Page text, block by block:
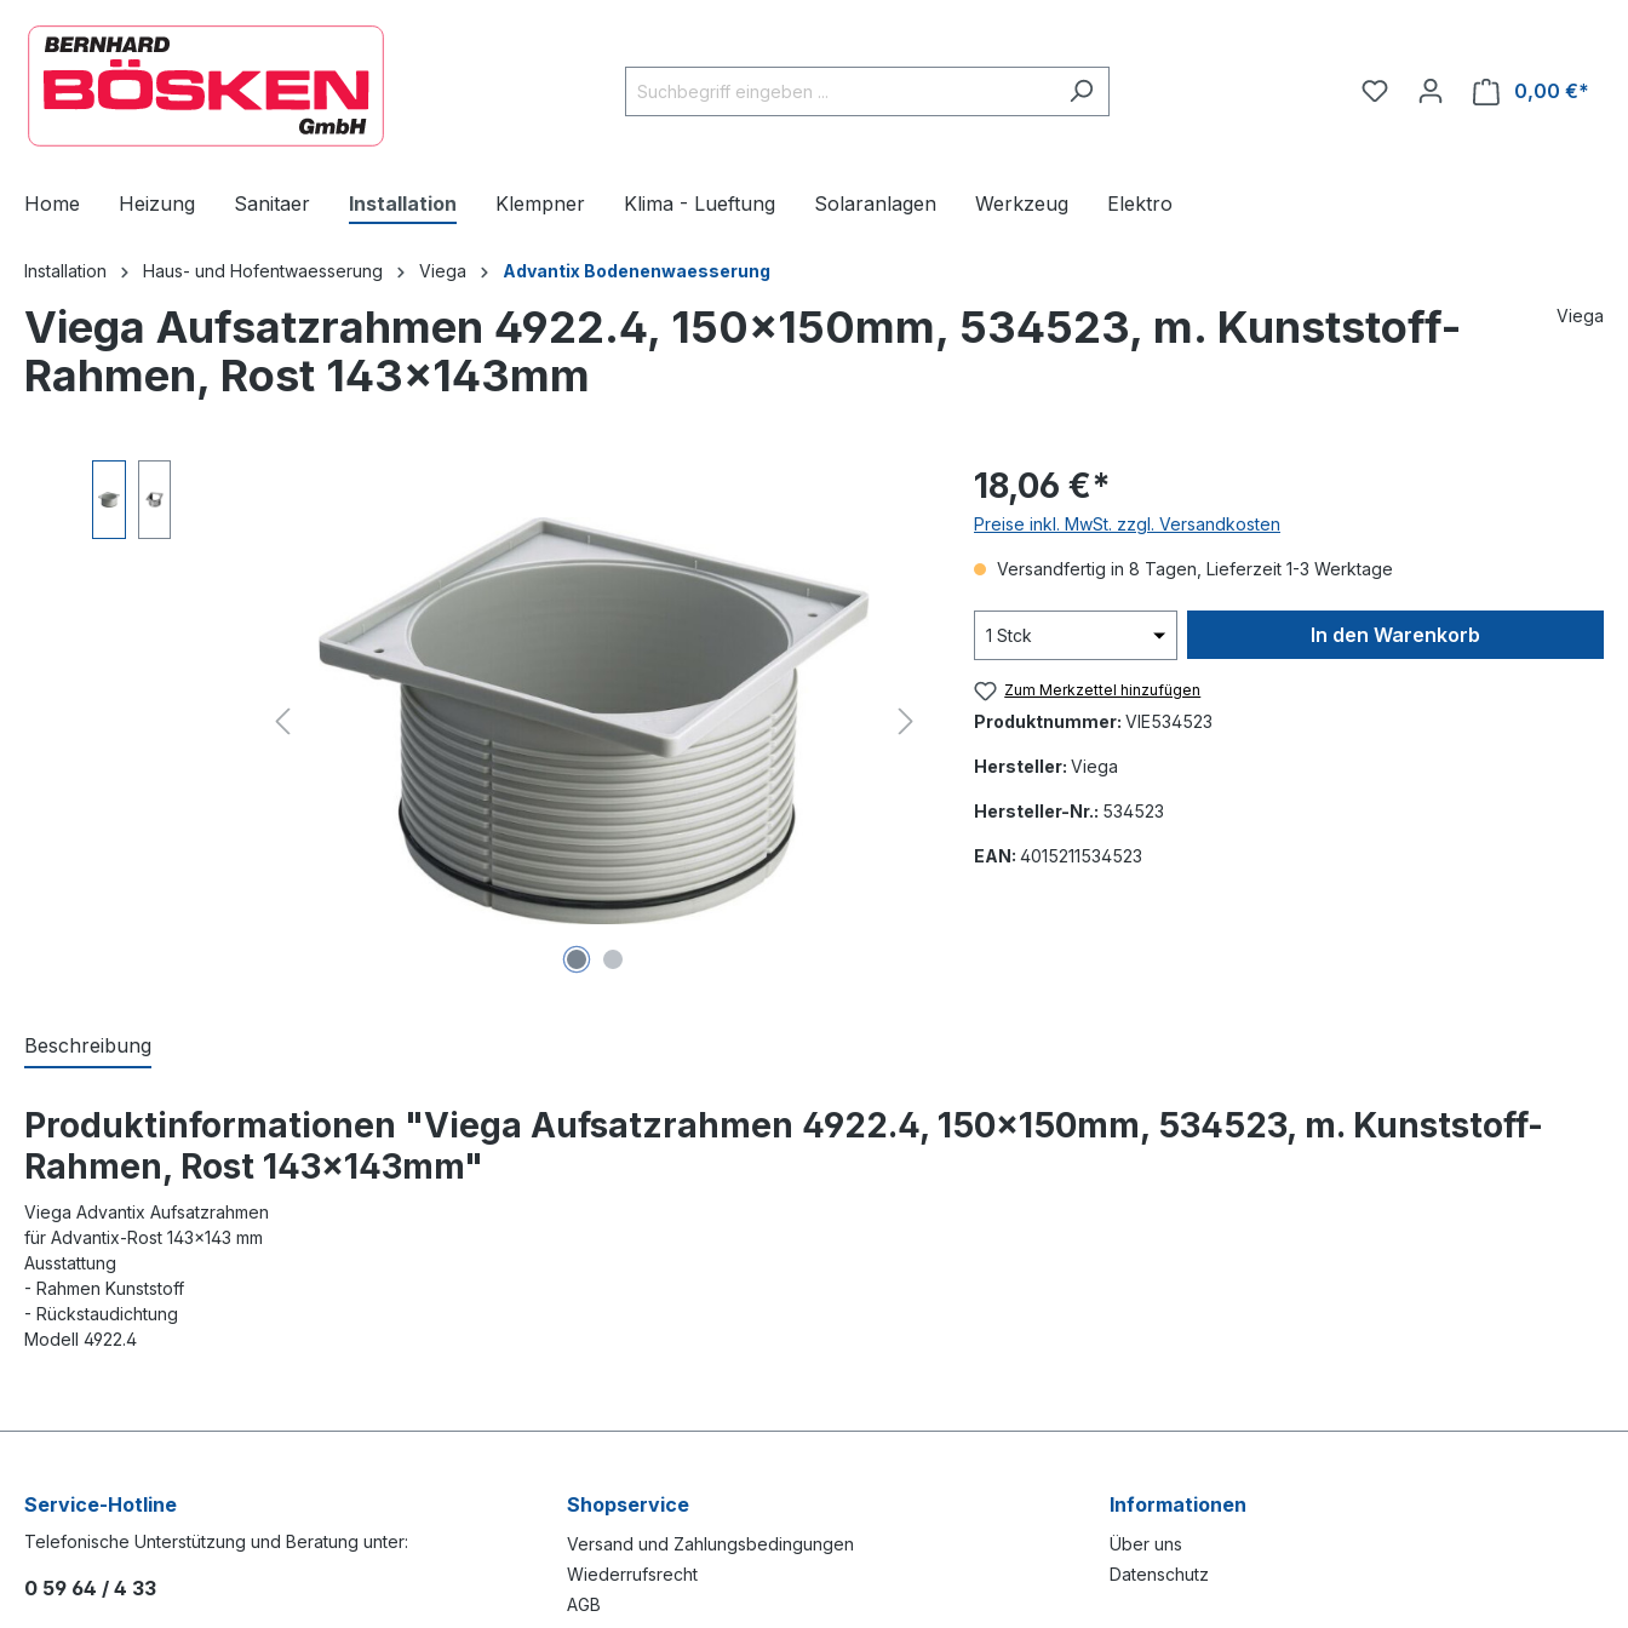
Zur Hauptnavigation springen
0,00 €*
Home Heizung Sanitaer Installation Klempner Klima - Lueftung Solaranlagen Werkzeug Elektro
Installation Haus- und Hofentwaesserung Viega Advantix Bodenenwaesserung
Viega Aufsatzrahmen 4922.4, 150x150mm, 534523, m. Kunststoff-
Rahmen, Rost 143x143mm
Viega
18,06 €*
Preise inkl. MwSt. zzgl. Versandkosten
Versandfertig in 8 Tagen, Lieferzeit 1-3 Werktage
In den Warenkorb
Zum Merkzettel hinzufügen
Produktnummer: VIE534523
Hersteller: Viega
Hersteller-Nr.: 534523
EAN: 4015211534523
Beschreibung
Produktinformationen "Viega Aufsatzrahmen 4922.4, 150x150mm, 534523, m. Kunststoff-
Rahmen, Rost 143x143mm"
Viega Advantix Aufsatzrahmen
für Advantix-Rost 143x143 mm
Ausstattung
- Rahmen Kunststoff
- Rückstaudichtung
Modell 4922.4
Service-Hotline
Telefonische Unterstützung und Beratung unter:
0 59 64 / 4 33
Shopservice
Versand und Zahlungsbedingungen
Wiederrufsrecht
AGB
Informationen
Über uns
Datenschutz